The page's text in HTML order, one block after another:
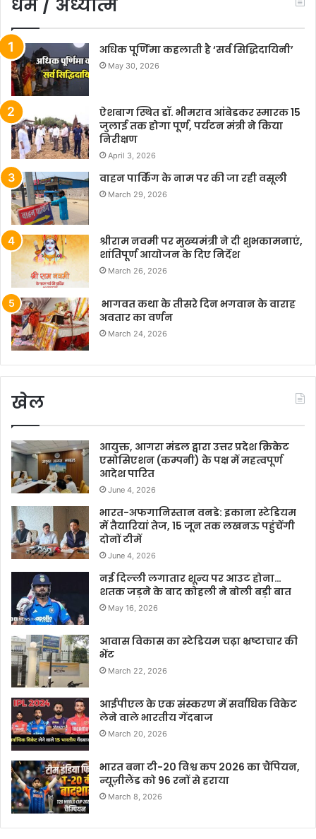
धर्म / अध्यात्म
अधिक पूर्णिमा कहलाती है ‘सर्व सिद्धिदायिनी’
May 30, 2026
ऐशबाग स्थित डॉ. भीमराव आंबेडकर स्मारक 15
जुलाई तक होगा पूर्ण, पर्यटन मंत्री ने किया
निरीक्षण
April 3, 2026
वाहन पार्किंग के नाम पर की जा रही वसूली
March 29, 2026
श्रीराम नवमी पर मुख्यमंत्री ने दी शुभकामनाएं,
शांतिपूर्ण आयोजन के दिए निर्देश
March 26, 2026
भागवत कथा के तीसरे दिन भगवान के वाराह
अवतार का वर्णन
March 24, 2026
खेल
आयुक्त, आगरा मंडल द्वारा उत्तर प्रदेश क्रिकेट
एसोसिएशन (कम्पनी) के पक्ष में महत्वपूर्ण
आदेश पारित
June 4, 2026
भारत-अफगानिस्तान वनडे: इकाना स्टेडियम
में तैयारियां तेज, 15 जून तक लखनऊ पहुंचेंगी
दोनों टीमें
June 4, 2026
नई दिल्ली लगातार शून्य पर आउट होना…
शतक जड़ने के बाद कोहली ने बोली बड़ी बात
May 16, 2026
आवास विकास का स्टेडियम चढ़ा भ्रष्टाचार की
भेंट
March 22, 2026
आईपीएल के एक संस्करण में सर्वाधिक विकेट
लेने वाले भारतीय गेंदबाज
March 20, 2026
भारत बना टी-20 विश्व कप 2026 का चैंपियन,
न्यूज़ीलैंड को 96 रनों से हराया
March 8, 2026